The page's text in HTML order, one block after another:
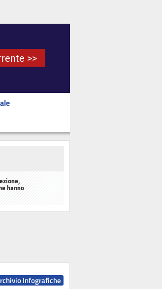
>>
hanno
Infografiche